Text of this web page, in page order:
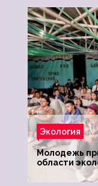
Экология
Молодежь
области